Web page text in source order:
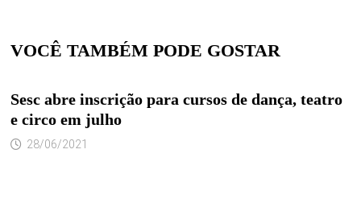
VOCÊ TAMBÉM PODE GOSTAR
Sesc abre inscrição para cursos de dança, teatro
e circo em julho
28/06/2021